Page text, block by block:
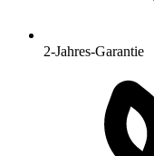
2-Jahres-Garantie